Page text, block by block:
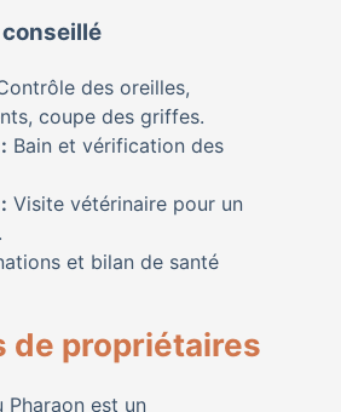
des oreilles,
coupe des griffes.
Bain et vérification des
Visite vétérinaire pour un
et bilan de santé
de propriétaires
Pharaon est un